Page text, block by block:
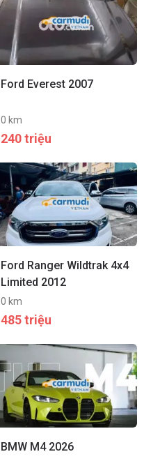
Ford Everest 2007
0 km
240 triệu
Ford Ranger Wildtrak 4x4
Limited 2012
0 km
485 triệu
BMW M4 2026